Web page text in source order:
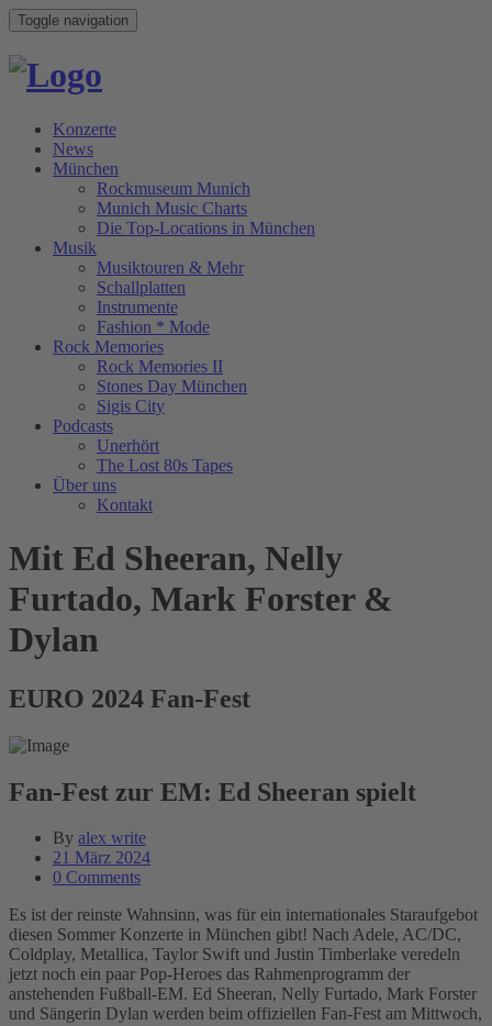
Toggle navigation
Konzerte
News
München
Rockmuseum Munich
Munich Music Charts
Die Top-Locations in München
Musik
Musiktouren & Mehr
Schallplatten
Instrumente
Fashion * Mode
Rock Memories
Rock Memories II
Stones Day München
Sigis City
Podcasts
Unerhört
The Lost 80s Tapes
Über uns
Kontakt
Mit Ed Sheeran, Nelly
Furtado, Mark Forster &
Dylan
EURO 2024 Fan-Fest
Fan-Fest zur EM: Ed Sheeran spielt
By alex write
21 März 2024
0 Comments
Es ist der reinste Wahnsinn, was für ein internationales Staraufgebot
diesen Sommer Konzerte in München gibt! Nach Adele, AC/DC,
Coldplay, Metallica, Taylor Swift und Justin Timberlake veredeln
jetzt noch ein paar Pop-Heroes das Rahmenprogramm der
anstehenden Fußball-EM. Ed Sheeran, Nelly Furtado, Mark Forster
und Sängerin Dylan werden beim offiziellen Fan-Fest am Mittwoch,